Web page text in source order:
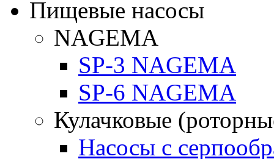
Пищевые насосы
NAGEMA
SP-3 NAGEMA
SP-6 NAGEMA
Кулачковые
Насосы с